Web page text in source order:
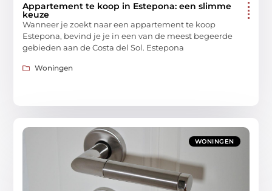
Appartement te koop in Estepona: een slimme
keuze
Wanneer je zoekt naar een appartement te koop
Estepona, bevind je je in een van de meest begeerde
gebieden aan de Costa del Sol. Estepona
Woningen
WONINGEN